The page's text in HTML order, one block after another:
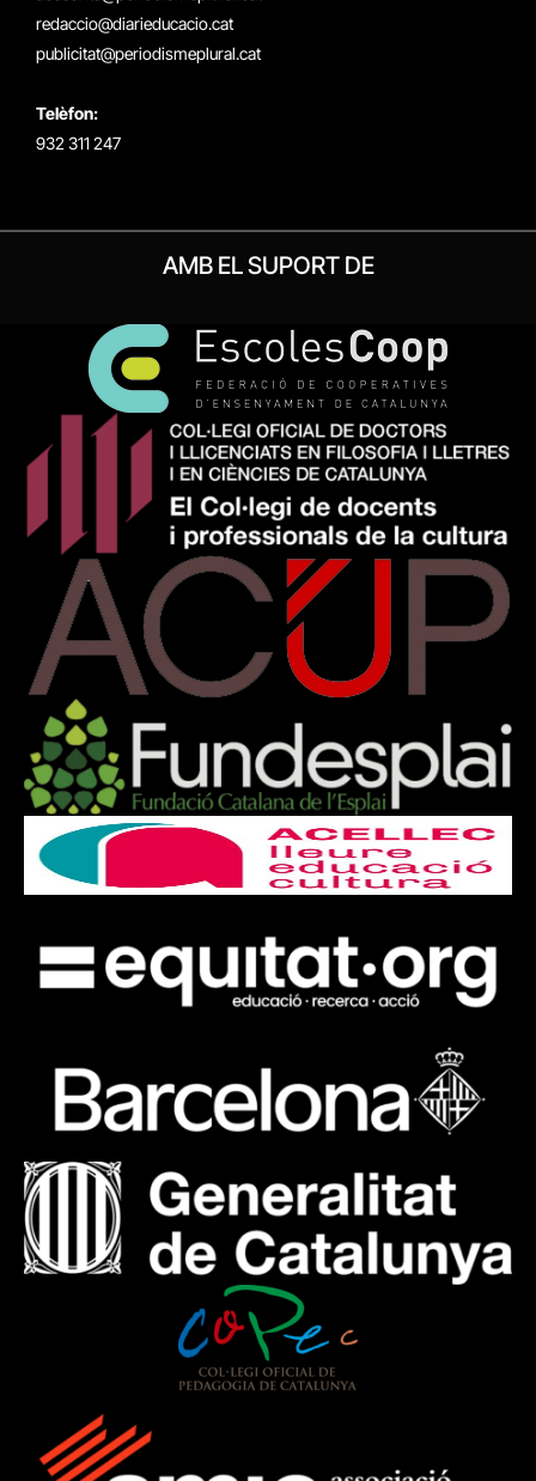
redaccio@diarieducacio.cat
publicitat@periodismeplural.cat
Telèfon:
932 311 247
AMB EL SUPORT DE